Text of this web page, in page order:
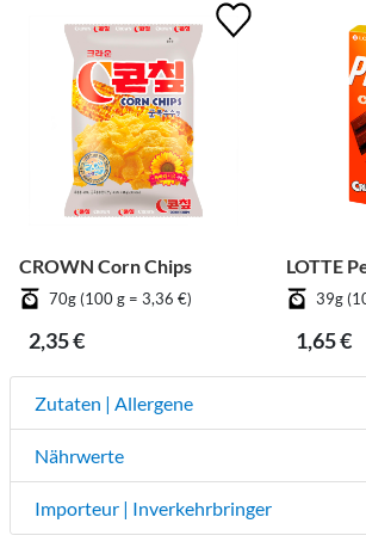
CROWN Corn Chips
70g (100 g = 3,36 €)
2,35 €
LOTTE
39g
1,65 €
Zutaten | Allergene
Nährwerte
Importeur | Inverkehrbringer